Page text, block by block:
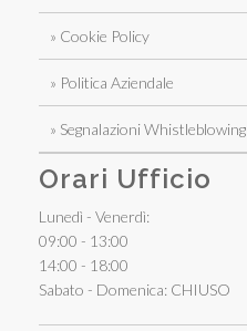
» Cookie Policy
» Politica Aziendale
» Segnalazioni Whistleblowing
Orari Ufficio
Lunedì - Venerdì:
09:00 - 13:00
14:00 - 18:00
Sabato - Domenica: CHIUSO